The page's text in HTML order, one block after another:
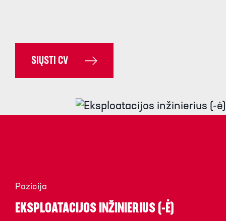
SIŲSTI CV
Pozicija
EKSPLOATACIJOS INŽINIERIUS (-Ė)